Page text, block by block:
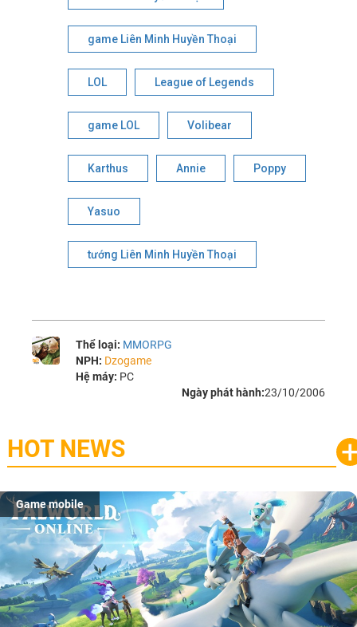
game Liên Minh Huyền Thoại
LOL League of Legends
game LOL Volibear
Karthus Annie Poppy
Yasuo
tướng Liên Minh Huyền Thoại
Thể loại: MMORPG
NPH: Dzogame
Hệ máy: PC
Ngày phát hành:23/10/2006
HOT NEWS
Game mobile